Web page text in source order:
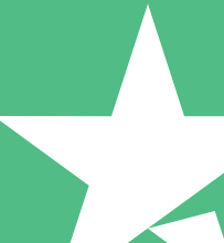
10 Téléchargements
20 00